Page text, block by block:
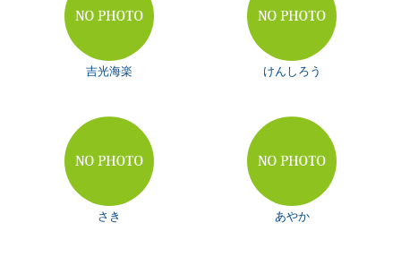
吉光海楽 けんしろう
さき あやか